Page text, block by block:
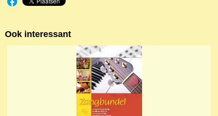
Ook interessant